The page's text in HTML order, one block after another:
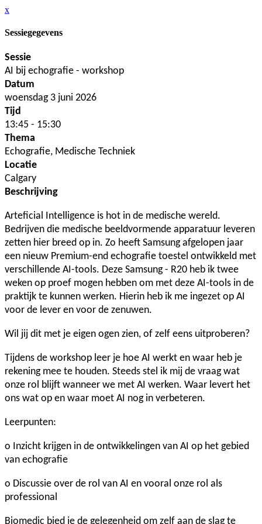
x
Sessiegegevens
Sessie
AI bij echografie - workshop
Datum
woensdag 3 juni 2026
Tijd
13:45 - 15:30
Thema
Echografie, Medische Techniek
Locatie
Calgary
Beschrijving
Arteficial Intelligence is hot in de medische wereld.
Bedrijven die medische beeldvormende apparatuur leveren
zetten hier breed op in. Zo heeft Samsung afgelopen jaar
een nieuw Premium-end echografie toestel ontwikkeld met
verschillende AI-tools. Deze Samsung - R20 heb ik twee
weken op proef mogen hebben om met deze AI-tools in de
praktijk te kunnen werken. Hierin heb ik me ingezet op AI
voor de lever en voor de zenuwen.
Wil jij dit met je eigen ogen zien, of zelf eens uitproberen?
Tijdens de workshop leer je hoe AI werkt en waar heb je
rekening mee te houden. Steeds stel ik mij de vraag wat
onze rol blijft wanneer we met AI werken. Waar levert het
ons wat op en waar moet AI nog in verbeteren.
Leerpunten:
o Inzicht krijgen in de ontwikkelingen van AI op het gebied
van echografie
o Discussie over de rol van AI en vooral onze rol als
professional
Biomedic bied je de gelegenheid om zelf aan de slag te